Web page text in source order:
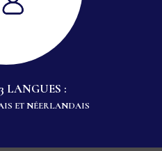
LANGUES :
ET NÉERLANDAIS